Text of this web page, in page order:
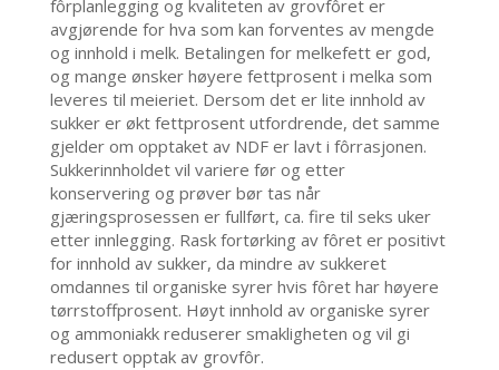
fôrplanlegging og kvaliteten av grovfôret er
avgjørende for hva som kan forventes av mengde
og innhold i melk. Betalingen for melkefett er god,
og mange ønsker høyere fettprosent i melka som
leveres til meieriet. Dersom det er lite innhold av
sukker er økt fettprosent utfordrende, det samme
gjelder om opptaket av NDF er lavt i fôrrasjonen.
Sukkerinnholdet vil variere før og etter
konservering og prøver bør tas når
gjæringsprosessen er fullført, ca. fire til seks uker
etter innlegging. Rask fortørking av fôret er positivt
for innhold av sukker, da mindre av sukkeret
omdannes til organiske syrer hvis fôret har høyere
tørrstoffprosent. Høyt innhold av organiske syrer
og ammoniakk reduserer smakligheten og vil gi
redusert opptak av grovfôr.